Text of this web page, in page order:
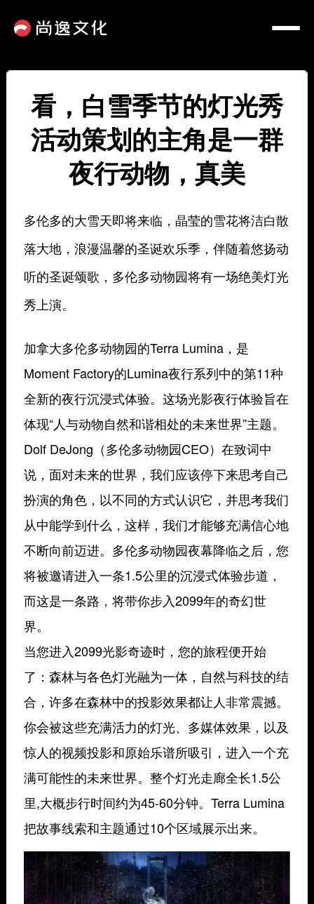
看，白雪季节的灯光秀
活动策划的主角是一群
夜行动物，真美
多伦多的大雪天即将来临，晶莹的雪花将洁白散
落大地，浪漫温馨的圣诞欢乐季，伴随着悠扬动
听的圣诞颂歌，多伦多动物园将有一场绝美灯光
秀上演。
加拿大多伦多动物园的Terra Lumina，是
Moment Factory的Lumina夜行系列中的第11种
全新的夜行沉浸式体验。这场光影夜行体验旨在
体现“人与动物自然和谐相处的未来世界”主题。
Dolf DeJong（多伦多动物园CEO）在致词中
说，面对未来的世界，我们应该停下来思考自己
扮演的角色，以不同的方式认识它，并思考我们
从中能学到什么，这样，我们才能够充满信心地
不断向前迈进。多伦多动物园夜幕降临之后，您
将被邀请进入一条1.5公里的沉浸式体验步道，
而这是一条路，将带你步入2099年的奇幻世
界。
当您进入2099光影奇迹时，您的旅程便开始
了：森林与各色灯光融为一体，自然与科技的结
合，许多在森林中的投影效果都让人非常震撼。
你会被这些充满活力的灯光、多媒体效果，以及
惊人的视频投影和原始乐谱所吸引，进入一个充
满可能性的未来世界。整个灯光走廊全长1.5公
里,大概步行时间约为45-60分钟。Terra Lumina
把故事线索和主题通过10个区域展示出来。